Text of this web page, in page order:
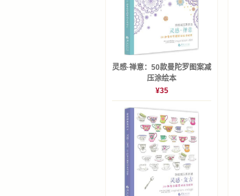
灵感·禅意：50款曼陀罗图案减
压涂绘本
¥35